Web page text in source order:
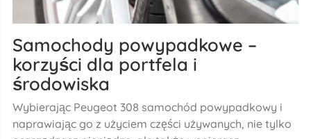
Samochody powypadkowe –
korzyści dla portfela i
środowiska
Wybierając Peugeot 308 samochód powypadkowy i
naprawiając go z użyciem części używanych, nie tylko